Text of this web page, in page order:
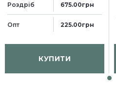
Роздріб 675.00грн
Опт 225.00грн
КУПИТИ